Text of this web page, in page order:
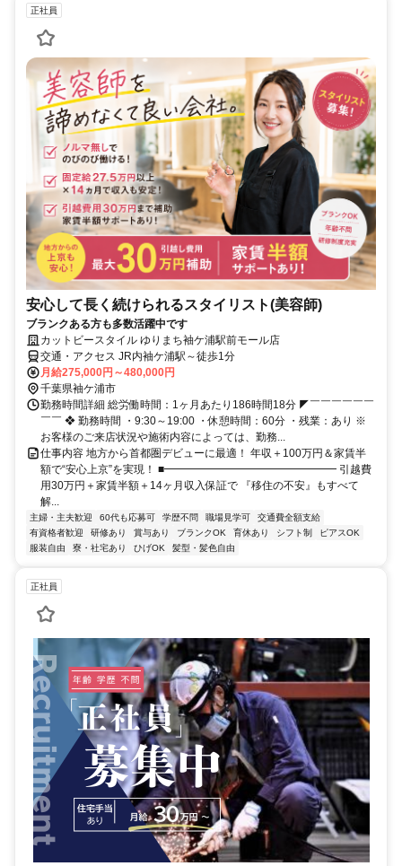
正社員
安心して長く続けられるスタイリスト(美容師)
ブランクある方も多数活躍中です
カットビースタイル ゆりまち袖ケ浦駅前モール店
交通・アクセス JR内袖ケ浦駅～徒歩1分
月給275,000円～480,000円
千葉県袖ケ浦市
勤務時間詳細 総労働時間：1ヶ月あたり186時間18分 ◤￣￣￣￣￣￣
￣￣ ❖ 勤務時間 ・9:30～19:00 ・休憩時間：60分 ・残業：あり ※
お客様のご来店状況や施術内容によっては、勤務...
仕事内容 地方から首都圏デビューに最適！ 年収＋100万円＆家賃半
額で“安心上京”を実現！ ■━━━━━━━━━━━━━━━━ 引越費
用30万円＋家賃半額＋14ヶ月収入保証で 『移住の不安』もすべて
解...
主婦・主夫歓迎 60代も応募可 学歴不問 職場見学可
交通費全額支給
有資格者歓迎
研修あり 賞与あり ブランクOK 育休あり シフト制
ピアスOK
服装自由
寮・社宅あり ひげOK 髪型・髪色自由
正社員